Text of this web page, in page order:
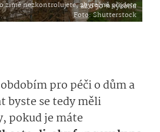
Pokud solární panely po zimě nezkontrolujete, zbytečně přijdete až o 30 % výkonu
Foto: Shutterstock
pro péči o dům a
byste se tedy měli
pokud je máte